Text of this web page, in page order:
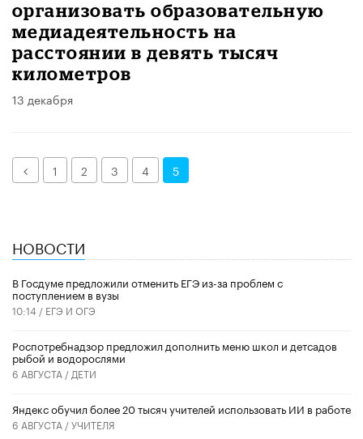
организовать образовательную
медиадеятельность на
расстоянии в девять тысяч
километров
13 декабря
Назад1 2 3 4 5
НОВОСТИ
В Госдуме предложили отменить ЕГЭ из-за проблем с
поступлением в вузы
10:14 / ЕГЭ И ОГЭ
Роспотребнадзор предложил дополнить меню школ и детсадов
рыбой и водорослями
6 АВГУСТА / ДЕТИ
​Яндекс обучил более 20 тысяч учителей использовать ИИ в работе
6 АВГУСТА /УЧИТЕЛЯ